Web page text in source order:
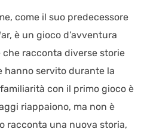
come il suo predecessore
è un gioco d’avventura
racconta diverse storie
hanno servito durante la
con il primo gioco è
riappaiono, ma non è
racconta una nuova storia,